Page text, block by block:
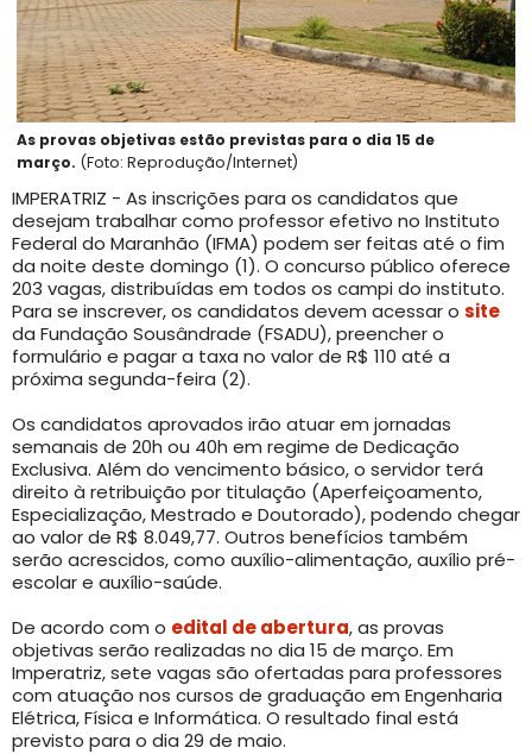
As provas objetivas estão previstas para o dia 15 de
março. (Foto: Reprodução/Internet)
IMPERATRIZ - As inscrições para os candidatos que
desejam trabalhar como professor efetivo no Instituto
Federal do Maranhão (IFMA) podem ser feitas até o fim
da noite deste domingo (1). O concurso público oferece
203 vagas, distribuídas em todos os campi do instituto.
Para se inscrever, os candidatos devem acessar o site
da Fundação Sousândrade (FSADU), preencher o
formulário e pagar a taxa no valor de R$ 110 até a
próxima segunda-feira (2).
Os candidatos aprovados irão atuar em jornadas
semanais de 20h ou 40h em regime de Dedicação
Exclusiva. Além do vencimento básico, o servidor terá
direito à retribuição por titulação (Aperfeiçoamento,
Especialização, Mestrado e Doutorado), podendo chegar
ao valor de R$ 8.049,77. Outros benefícios também
serão acrescidos, como auxílio-alimentação, auxílio pré-
escolar e auxílio-saúde.
De acordo com o edital de abertura, as provas
objetivas serão realizadas no dia 15 de março. Em
Imperatriz, sete vagas são ofertadas para professores
com atuação nos cursos de graduação em Engenharia
Elétrica, Física e Informática. O resultado final está
previsto para o dia 29 de maio.